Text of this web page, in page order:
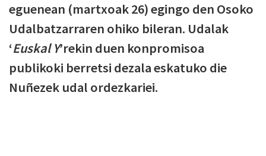
eguenean (martxoak 26) egingo den Osoko
Udalbatzarraren ohiko bileran. Udalak
‘Euskal Y’rekin duen konpromisoa
publikoki berretsi dezala eskatuko die
Nuñezek udal ordezkariei.